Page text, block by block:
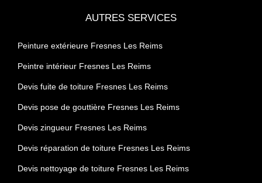
AUTRES SERVICES
Peinture extérieure Fresnes Les Reims
Peintre intérieur Fresnes Les Reims
Devis fuite de toiture Fresnes Les Reims
Devis pose de gouttière Fresnes Les Reims
Devis zingueur Fresnes Les Reims
Devis réparation de toiture Fresnes Les Reims
Devis nettoyage de toiture Fresnes Les Reims